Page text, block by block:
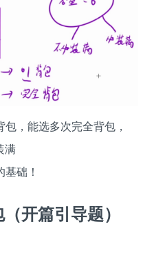
，能选多次完全背包，
满
础！
开篇引导题）